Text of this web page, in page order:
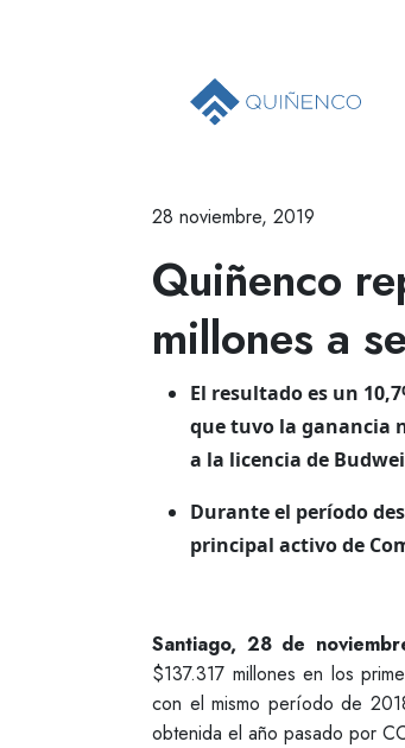
28 noviembre, 2019
Quiñenco
millones a
El resultado es un
que tuvo la ganancia
a la licencia de
Durante el período
principal activo de
Santiago, 28 de
$137.317 millones en los
con el mismo período de
obtenida el año pasado por